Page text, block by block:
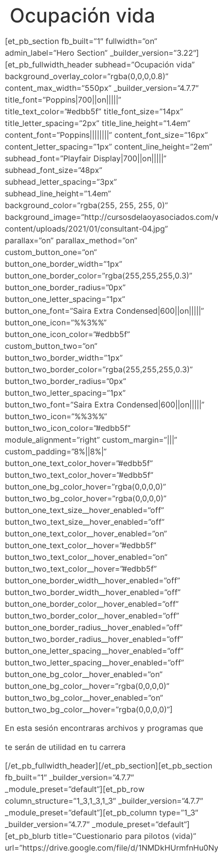
Ocupación vida
[et_pb_section fb_built=”1″ fullwidth=”on”
admin_label=”Hero Section” _builder_version=”3.22″]
[et_pb_fullwidth_header subhead=”Ocupación vida”
background_overlay_color=”rgba(0,0,0,0.8)”
content_max_width=”550px” _builder_version=”4.7.7″
title_font=”Poppins|700||on|||||”
title_text_color=”#edbb5f” title_font_size=”14px”
title_letter_spacing=”2px” title_line_height=”1.4em”
content_font=”Poppins||||||||” content_font_size=”16px”
content_letter_spacing=”1px” content_line_height=”2em”
subhead_font=”Playfair Display|700||on|||||”
subhead_font_size=”48px”
subhead_letter_spacing=”3px”
subhead_line_height=”1.4em”
background_color=”rgba(255, 255, 255, 0)”
background_image=”http://cursosdelaoyasociados.com/
content/uploads/2021/01/consultant-04.jpg”
parallax=”on” parallax_method=”on”
custom_button_one=”on”
button_one_border_width=”1px”
button_one_border_color=”rgba(255,255,255,0.3)”
button_one_border_radius=”0px”
button_one_letter_spacing=”1px”
button_one_font=”Saira Extra Condensed|600||on|||||”
button_one_icon=”%%3%%”
button_one_icon_color=”#edbb5f”
custom_button_two=”on”
button_two_border_width=”1px”
button_two_border_color=”rgba(255,255,255,0.3)”
button_two_border_radius=”0px”
button_two_letter_spacing=”1px”
button_two_font=”Saira Extra Condensed|600||on|||||”
button_two_icon=”%%3%%”
button_two_icon_color=”#edbb5f”
module_alignment=”right” custom_margin=”|||”
custom_padding=”8%||8%|”
button_one_text_color_hover=”#edbb5f”
button_two_text_color_hover=”#edbb5f”
button_one_bg_color_hover=”rgba(0,0,0,0)”
button_two_bg_color_hover=”rgba(0,0,0,0)”
button_one_text_size__hover_enabled=”off”
button_two_text_size__hover_enabled=”off”
button_one_text_color__hover_enabled=”on”
button_one_text_color__hover=”#edbb5f”
button_two_text_color__hover_enabled=”on”
button_two_text_color__hover=”#edbb5f”
button_one_border_width__hover_enabled=”off”
button_two_border_width__hover_enabled=”off”
button_one_border_color__hover_enabled=”off”
button_two_border_color__hover_enabled=”off”
button_one_border_radius__hover_enabled=”off”
button_two_border_radius__hover_enabled=”off”
button_one_letter_spacing__hover_enabled=”off”
button_two_letter_spacing__hover_enabled=”off”
button_one_bg_color__hover_enabled=”on”
button_one_bg_color__hover=”rgba(0,0,0,0)”
button_two_bg_color__hover_enabled=”on”
button_two_bg_color__hover=”rgba(0,0,0,0)”]
En esta sesión encontraras archivos y programas que
te serán de utilidad en tu carrera
[/et_pb_fullwidth_header][/et_pb_section][et_pb_section
fb_built=”1″ _builder_version=”4.7.7″
_module_preset=”default”][et_pb_row
column_structure=”1_3,1_3,1_3″ _builder_version=”4.7.7″
_module_preset=”default”][et_pb_column type=”1_3″
_builder_version=”4.7.7″ _module_preset=”default”]
[et_pb_blurb title=”Cuestionario para pilotos (vida)”
url=”https://drive.google.com/file/d/